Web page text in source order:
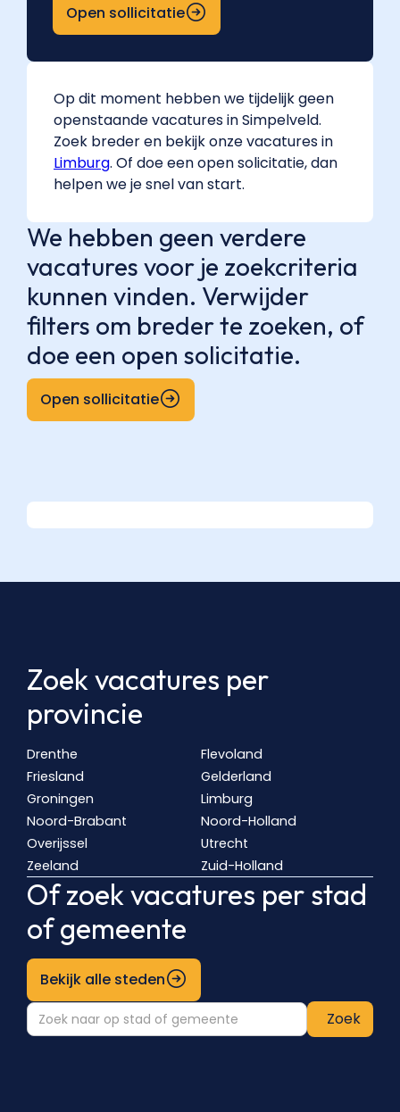
Open sollicitatie
Op dit moment hebben we tijdelijk geen
openstaande vacatures in Simpelveld.
Zoek breder en bekijk onze vacatures in
Limburg. Of doe een open solicitatie, dan
helpen we je snel van start.
We hebben geen verdere
vacatures voor je zoekcriteria
kunnen vinden. Verwijder
filters om breder te zoeken, of
doe een open solicitatie.
Open sollicitatie
Zoek vacatures per
provincie
Drenthe
Flevoland
Friesland
Gelderland
Groningen
Limburg
Noord-Brabant
Noord-Holland
Overijssel
Utrecht
Zeeland
Zuid-Holland
Of zoek vacatures per stad
of gemeente
Bekijk alle steden